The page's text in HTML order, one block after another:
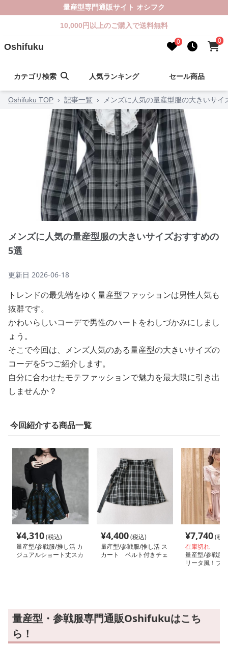
量産型専門通販サイト オシフク
10,000円以上のご購入で送料無料
Oshifuku 0 0
カテゴリ検索 人気ランキング セール商品
Oshifuku TOP › 記事一覧 › メンズに人気の量産型服の大きいサイ
メンズに人気の量産型服の大きいサイズおすすめの
5選
更新日 2026-06-18
トレンドの最先端をゆく量産型ファッションは男性人気も
抜群です。
かわいらしいコーデで男性のハートをわしづかみにしまし
ょう。
そこで今回は、メンズ人気のある量産型の大きいサイズの
コーデを5つご紹介します。
自分に合わせたモテファッションで魅力を最大限に引き出
しませんか？
今回紹介する商品一覧
¥4,310(税込)
量産型/参戦服/推し活 カ
ジュアルショート丈スカ
¥4,400(税込)
量産型/参戦服/推し活 ス
カート ベルト付きチェ
¥7,740(税
在庫切れ
量産型/参戦服/
リータ風！フ
量産型・参戦服専門通販Oshifukuはこち
ら！